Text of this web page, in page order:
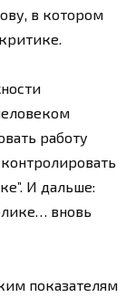
в котором
работу
И дальше:
вновь
показателям